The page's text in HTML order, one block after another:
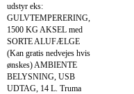
udstyr eks:
GULVTEMPERERING,
1500 KG AKSEL med
SORTE ALUFÆLGE
(Kan gratis nedvejes hvis
ønskes) AMBIENTE
BELYSNING, USB
UDTAG, 14 L. Truma